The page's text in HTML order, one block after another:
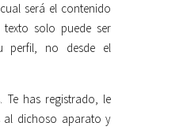
será el contenido
solo puede ser
perfil, no desde el
Te has registrado, le
al dichoso aparato y